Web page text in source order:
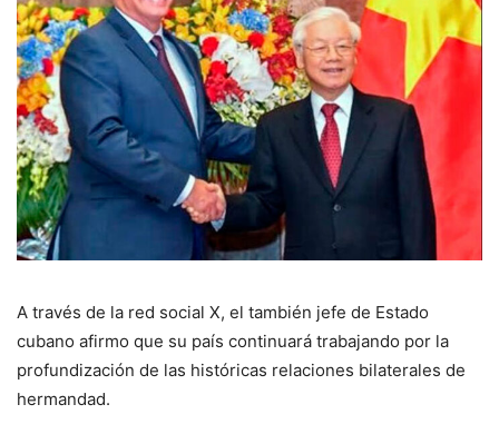
A través de la red social X, el también jefe de Estado
cubano afirmo que su país continuará trabajando por la
profundización de las históricas relaciones bilaterales de
hermandad.